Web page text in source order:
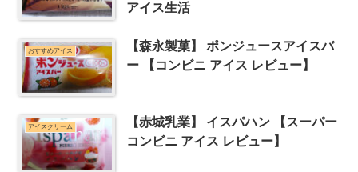
アイス生活
おすすめアイス
【森永製菓】 ポンジュースアイスバ
ー 【コンビニ アイス レビュー】
アイスクリーム
【赤城乳業】 イスパハン 【スーパー
コンビニ アイス レビュー】